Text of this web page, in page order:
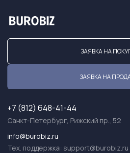
ЗАЯВКА НА
ЗАЯВКА НА
+7 (812) 648-41-44
Санкт-Петербург, Рижский пр., 52
info@burobiz.ru
Тех. поддержка: support@burobiz.ru